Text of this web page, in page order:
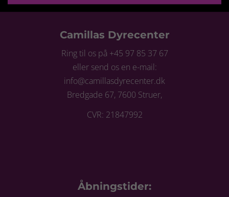
Camillas Dyrecenter
Ring til os på +45 97 85 37 67
eller send os en e-mail:
info@camillasdyrecenter.dk
Bredgade 67, 7600 Struer,
CVR: 21847992
Åbningstider: